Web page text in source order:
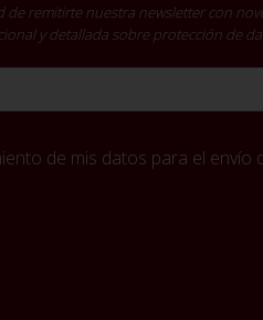
de remitirte nuestra newsletter con
y detallada sobre protección de
de mis datos para el envío